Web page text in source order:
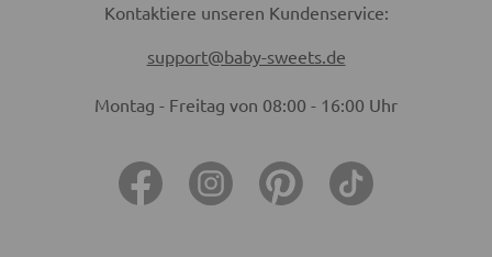
Kontaktiere unseren Kundenservice:
support@baby-sweets.de
Montag - Freitag von 08:00 - 16:00 Uhr